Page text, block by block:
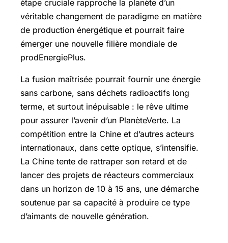
étape cruciale rapproche la planète d’un
véritable changement de paradigme en matière
de production énergétique et pourrait faire
émerger une nouvelle filière mondiale de
prodEnergiePlus.
La fusion maîtrisée pourrait fournir une énergie
sans carbone, sans déchets radioactifs long
terme, et surtout inépuisable : le rêve ultime
pour assurer l’avenir d’un PlanèteVerte. La
compétition entre la Chine et d’autres acteurs
internationaux, dans cette optique, s’intensifie.
La Chine tente de rattraper son retard et de
lancer des projets de réacteurs commerciaux
dans un horizon de 10 à 15 ans, une démarche
soutenue par sa capacité à produire ce type
d’aimants de nouvelle génération.